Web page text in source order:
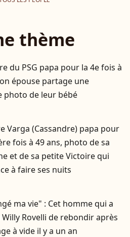
thème
du PSG papa pour la 4e fois à
épouse partage une
photo de leur bébé
Varga (Cassandre) papa pour
fois à 49 ans, photo de sa
et de sa petite Victoire qui
à faire ses nuits
ma vie" : Cet homme qui a
Rovelli de rebondir après
à vide il y a un an